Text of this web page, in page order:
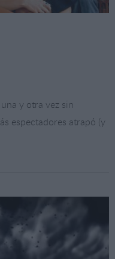
y otra vez sin
espectadores atrapó (y